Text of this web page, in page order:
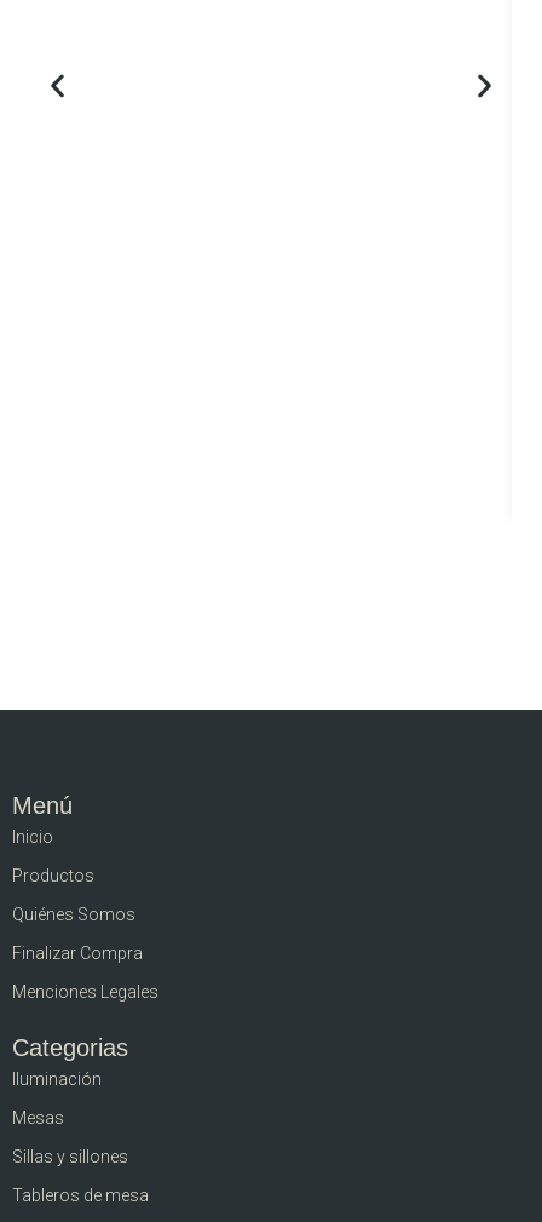
Menú
Inicio
Productos
Quiénes Somos
Finalizar Compra
Menciones Legales
Categorias
Iluminación
Mesas
Sillas y sillones
Tableros de mesa